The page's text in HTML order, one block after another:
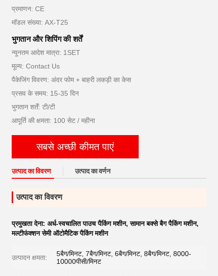
प्रमाणन: CE
मॉडल संख्या: AX-T25
भुगतान और शिपिंग की शर्तें
न्यूनतम आदेश मात्रा: 1SET
मूल्य: Contact Us
पैकेजिंग विवरण: अंदर फोम + बाहरी लकड़ी का केस
प्रसव के समय: 15-35 दिन
भुगतान शर्तें: टी/टी
आपूर्ति की क्षमता: 100 सेट / महीना
सबसे अच्छी कीमत पाएं
उत्पाद का विवरण उत्पाद का वर्णन
उत्पाद का विवरण
प्रमुखता देना: अर्ध-स्वचालित पाउच पैकिंग मशीन,सामान बक्से बैग पैकिंग मशीन,
मल्टीफंक्शन सेमी ऑटोमैटिक पैकिंग मशीन
उत्पादन क्षमता:
5बैग/मिनट, 7बैग/मिनट, 6बैग/मिनट, 8बैग/मिनट, 8000-
10000पीसी/मिनट